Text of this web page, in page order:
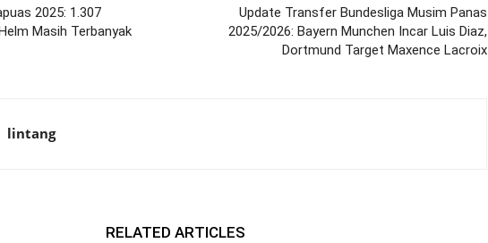
2025: 1.307
Masih Terbanyak
Update Transfer Bundesliga Musim Panas
2025/2026: Bayern Munchen Incar Luis Diaz,
Dortmund Target Maxence Lacroix
lintang
RELATED ARTICLES